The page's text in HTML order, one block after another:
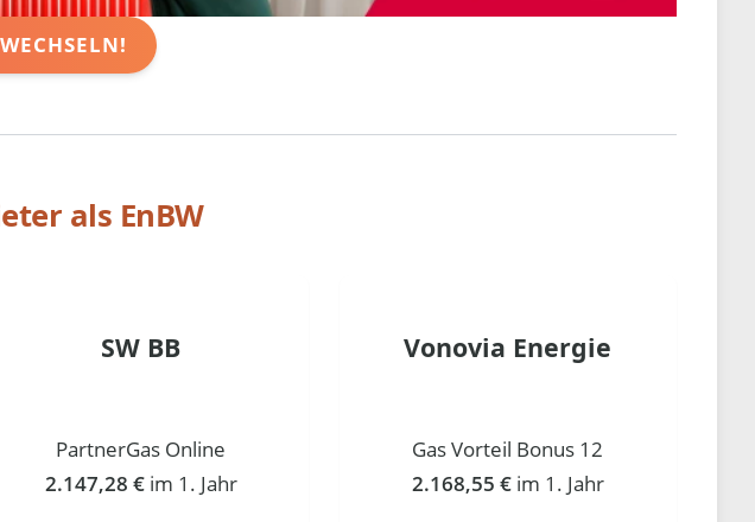
als EnBW
SW BB
PartnerGas Online
2.147,28 € im 1. Jahr
Vonovia Energie
Gas Vorteil Bonus 12
2.168,55 € im 1. Jahr